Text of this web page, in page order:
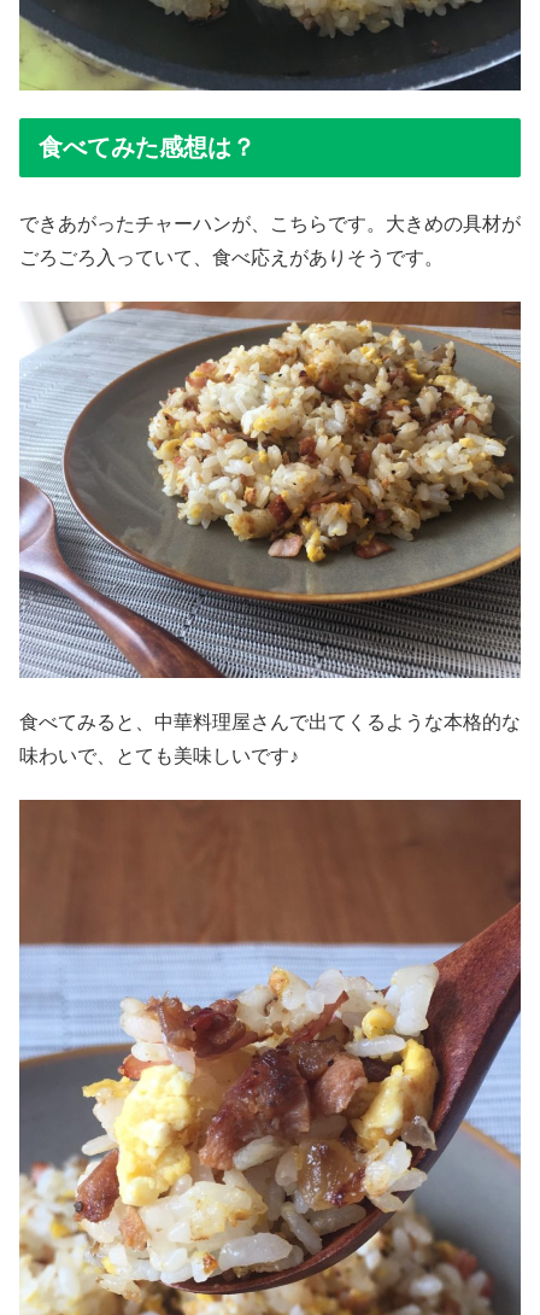
食べてみた感想は？
できあがったチャーハンが、こちらです。大きめの具材が
ごろごろ入っていて、食べ応えがありそうです。
食べてみると、中華料理屋さんで出てくるような本格的な
味わいで、とても美味しいです♪